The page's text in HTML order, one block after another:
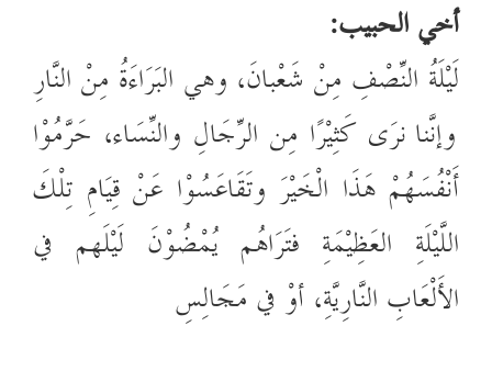
أخي الحبيب:
لَيْلَةُ النِّصْفِ مِنْ شَعْبانَ، وهي البَرَاءَةُ مِنْ النَّارِ
وإنّنا نَرَى كَثِيْرًا مِن الرِّجَالِ والنِّسَاء، حَرَّمُوْا
أَنْفُسَهُمْ هَذَا الْخَيْرَ وتَقَاعَسُوْا عَنْ قِيَامِ تِلْكَ
اللَّيْلَةِ العَظِيْمَةِ فتَرَاهُم يُمْضُوْنَ لَيْلَهم في
الأَلْعَابِ النَّارِيَّةِ، أوْ في مَجَالِسِ